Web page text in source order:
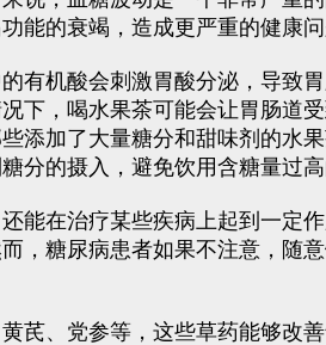
能的衰竭，造成更严重的健康问
有机酸会刺激胃酸分泌，导致
下，喝水果茶可能会让胃肠道
添加了大量糖分和甜味剂的水
分的摄入，避免饮用含糖量过高
能在治疗某些疾病上起到一定
，糖尿病患者如果不注意，随
芪、党参等，这些草药能够改